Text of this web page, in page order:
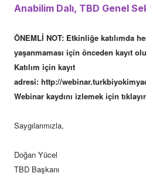
Anabilim Dalı, TBD Genel
ÖNEMLİ NOT: Etkinliğe katılımda
yaşanmaması için önceden kayıt
Katılım için kayıt
adresi: http://
Webinar kaydını izlemek için
Saygılarımızla,
Doğan Yücel
TBD Başkanı